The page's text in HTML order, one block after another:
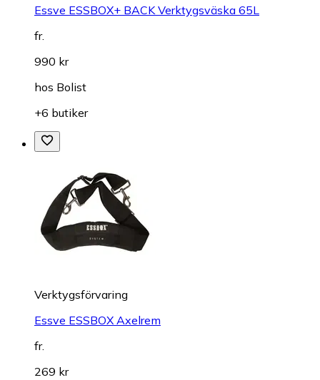
Essve ESSBOX+ BACK Verktygsväska 65L
fr.
990 kr
hos Bolist
+6 butiker
Verktygsförvaring
Essve ESSBOX Axelrem
fr.
269 kr